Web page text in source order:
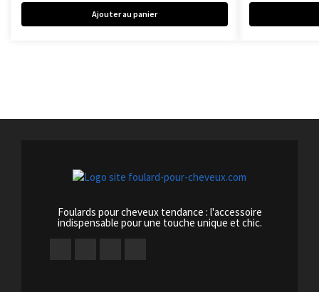
Ajouter au panier
Foulards pour cheveux tendance : l'accessoire
indispensable pour une touche unique et chic.